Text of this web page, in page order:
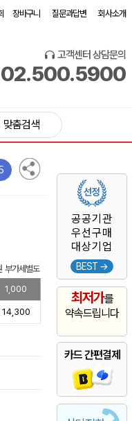
장바구니 질문과답변 회사소개
고객센터 상담문의
02.500.5900
공공기관
우선구매
대상기업
BEST →
최저가를
약속드립니다
카드 간편결제
맞춤검색
부가세별도
1,000
14,300